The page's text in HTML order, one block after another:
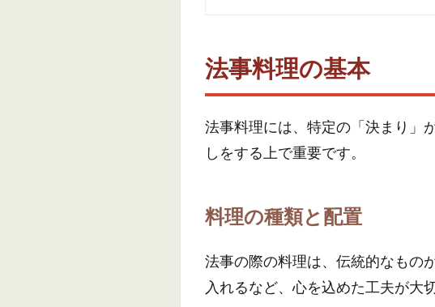
法事料理の基本
法事料理には、特定の「決まり」
しをする上で重要です。
料理の種類と配置
法事の際の料理は、伝統的なもの
入れるなど、心を込めた工夫が大